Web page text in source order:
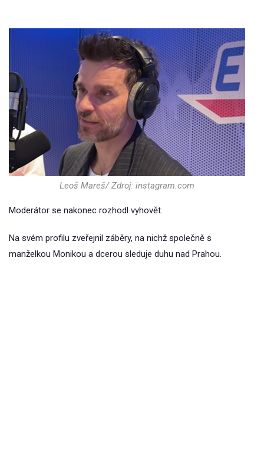
Leoš Mareš/ Zdroj: instagram.com
Moderátor se nakonec rozhodl vyhovět.
Na svém profilu zveřejnil záběry, na nichž společně s
manželkou Monikou a dcerou sleduje duhu nad Prahou.